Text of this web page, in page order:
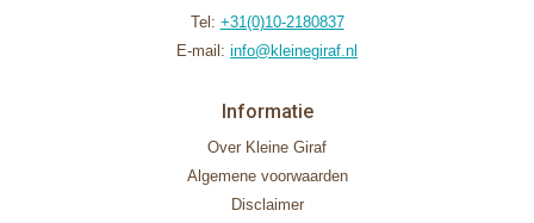
Tel: +31(0)10-2180837
E-mail: info@kleinegiraf.nl
Informatie
Over Kleine Giraf
Algemene voorwaarden
Disclaimer